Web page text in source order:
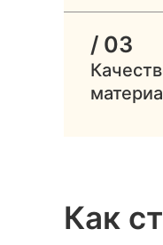
/ 03
Как